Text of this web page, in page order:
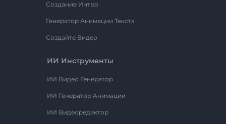
Создание Интро
Генератор Анимации Текста
Создайте Видео
ИИ Инструменты
ИИ Видео Генератор
ИИ Генератор Анимации
ИИ Видеоредактор